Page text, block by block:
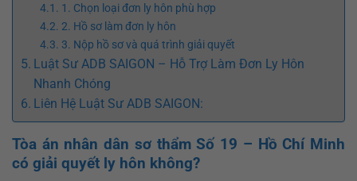
1. Chọn loại đơn ly hôn phù hợp
2. Hồ sơ làm đơn ly hôn
3. Nộp hồ sơ và quá trình giải quyết
Luật Sư ADB SAIGON – Hỗ Trợ Làm Đơn Ly Hôn
Nhanh Chóng
Liên Hệ Luật Sư ADB SAIGON:
Tòa án nhân dân sơ thẩm Số 19 – Hồ Chí Minh
có giải quyết ly hôn không?